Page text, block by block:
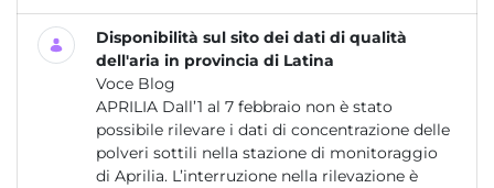
Disponibilità sul sito dei dati di qualità
dell'aria in provincia di Latina
Voce Blog
APRILIA Dall’1 al 7 febbraio non è stato
possibile rilevare i dati di concentrazione delle
polveri sottili nella stazione di monitoraggio
di Aprilia. L’interruzione nella rilevazione è